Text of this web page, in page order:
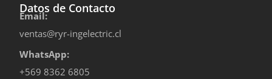
Datos de Contacto
Email:
ventas@ryr-ingelectric.cl
WhatsApp:
+569 8362 6805